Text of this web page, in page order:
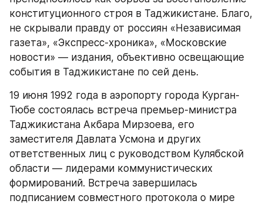
конституционного строя в Таджикистане. Благо,
не скрывали правду от россиян «Независимая
газета», «Экспресс-хроника», «Московские
новости» — издания, объективно освещающие
события в Таджикистане по сей день.
19 июня 1992 года в аэропорту города Курган-
Тюбе состоялась встреча премьер-министра
Таджикистана Акбара Мирзоева, его
заместителя Давлата Усмона и других
ответственных лиц с руководством Кулябской
области — лидерами коммунистических
формирований. Встреча завершилась
подписанием совместного протокола о мире